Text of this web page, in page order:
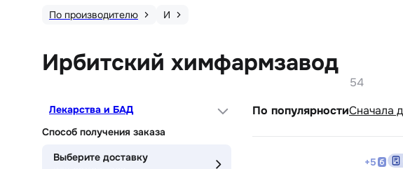
По производителю И
Ирбитский химфармзавод
54
Лекарства и БАД
Способ получения заказа
Выберите доставку
По популярностиCначала
+5